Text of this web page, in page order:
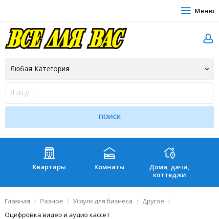
Меню
Квартиры Комнаты
Дома, дачи,
коттеджи
Главная Разное Услуги для бизнеса
Другое
Оцифровка видео и аудио кассет